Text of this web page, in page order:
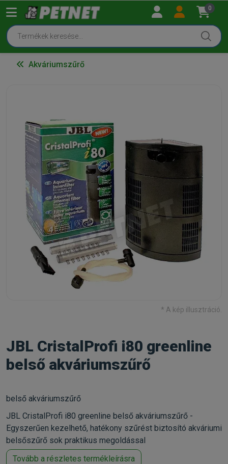
0
Akváriumszűrő
* A kép illusztráció.
JBL CristalProfi i80 greenline
belső akváriumszűrő
belső akváriumszűrő
JBL CristalProfi i80 greenline belső akváriumszűrő -
Egyszerűen kezelhető, hatékony szűrést biztosító akváriumi
belsőszűrő sok praktikus megoldással
Tovább a részletes termékleírásra